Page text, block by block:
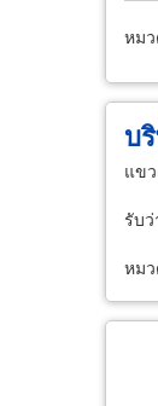
หม
บ
แข
รับ
หม